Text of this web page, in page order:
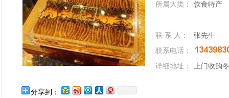
分享到：
所属大类：
饮食特产
联 系 人：
张先生
联系电话：
详细地址：
上门收购